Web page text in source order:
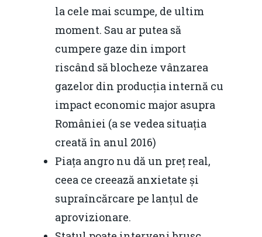
la cele mai scumpe, de ultim
moment. Sau ar putea să
cumpere gaze din import
riscând să blocheze vânzarea
gazelor din producția internă cu
impact economic major asupra
României (a se vedea situația
creată în anul 2016)
Piața angro nu dă un preț real,
ceea ce creează anxietate și
supraîncărcare pe lanțul de
aprovizionare.